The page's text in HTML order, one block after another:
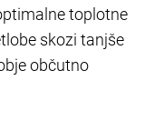
toplotne
skozi tanjše
občutno